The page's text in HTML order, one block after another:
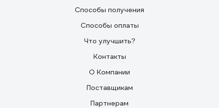
Способы получения
Способы оплаты
Что улучшить?
Контакты
О Компании
Поставщикам
Партнерам